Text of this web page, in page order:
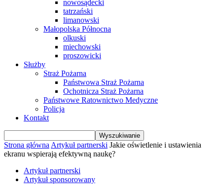
nowosądecki
tatrzański
limanowski
Małopolska Północna
olkuski
miechowski
proszowicki
Służby
Straż Pożarna
Państwowa Straż Pożarna
Ochotnicza Straż Pożarna
Państwowe Ratownictwo Medyczne
Policja
Kontakt
Strona główna Artykuł partnerski Jakie oświetlenie i ustawienia
ekranu wspierają efektywną naukę?
Artykuł partnerski
Artykuł sponsorowany